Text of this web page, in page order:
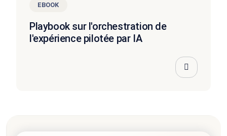
EBOOK
Playbook sur l'orchestration de
l'expérience pilotée par IA